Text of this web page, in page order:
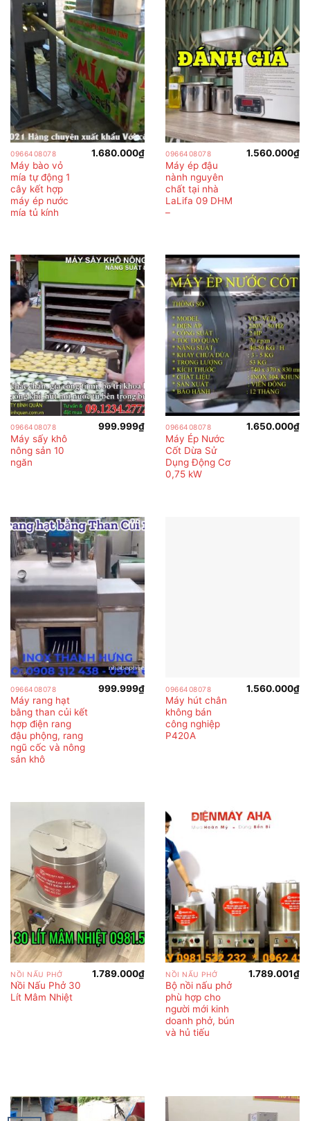
0966408078
Máy bào vỏ
mía tự động 1
cây kết hợp
máy ép nước
mía tủ kính
1.680.000₫ 0966408078
Máy ép đậu
nành nguyên
chất tại nhà
LaLifa 09 DHM
–
1.560.000₫
0966408078
Máy sấy khô
nông sản 10
ngăn
999.999₫ 0966408078
Máy Ép Nước
Cốt Dừa Sử
Dụng Động Cơ
0,75 kW
1.650.000₫
0966408078
Máy rang hạt
bằng than củi kết
hợp điện rang
đậu phộng, rang
ngũ cốc và nông
sản khô
999.999₫ 0966408078
Máy hút chân
không bán
công nghiệp
P420A
1.560.000₫
NỒI NẤU PHỞ
Nồi Nấu Phở 30
Lít Mâm Nhiệt
1.789.000₫ NỒI NẤU PHỞ
Bộ nồi nấu phở
phù hợp cho
người mới kinh
doanh phở, bún
và hủ tiếu
1.789.001₫